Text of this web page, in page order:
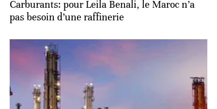
Carburants: pour Leila Benali, le Maroc n’a
pas besoin d’une raffinerie